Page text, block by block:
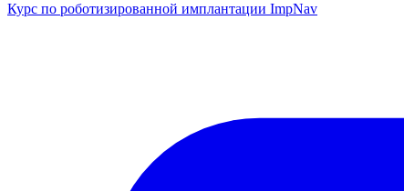
Курс по роботизированной имплантации ImpNav